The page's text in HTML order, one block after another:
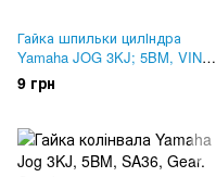
Гайка шпильки цилІндра
Yamaha JOG 3KJ; 5BM, VINO.
M7
9 грн